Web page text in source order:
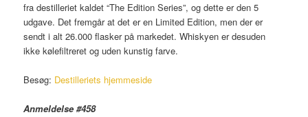
fra destilleriet kaldet “The Edition Series”, og dette er den 5
udgave. Det fremgår at det er en Limited Edition, men der er
sendt i alt 26.000 flasker på markedet. Whiskyen er desuden
ikke kølefiltreret og uden kunstig farve.
Besøg: Destilleriets hjemmeside
Anmeldelse #458